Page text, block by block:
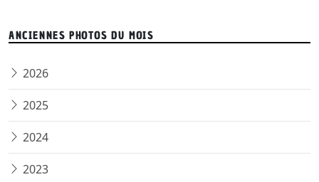
ANCIENNES PHOTOS DU MOIS
2026
2025
2024
2023